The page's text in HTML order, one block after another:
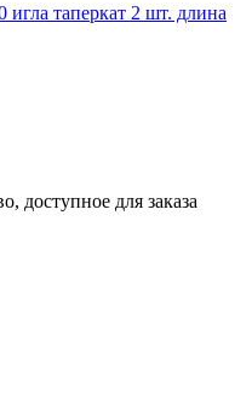
таперкат 2 шт. длина
доступное для заказа